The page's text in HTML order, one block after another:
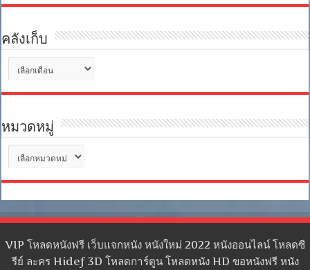
คลังเก็บ
เก็บ
หมวดหมู่
หมู่
VIP โหลดหนังฟรี เว็บแจกหนัง หนังใหม่ 2022 หนังออนไลน์ โหลดซี
รีย์ ละคร Hidef 3D โหลดการ์ตูน โหลดหนัง HD ขอหนังฟรี หนัง